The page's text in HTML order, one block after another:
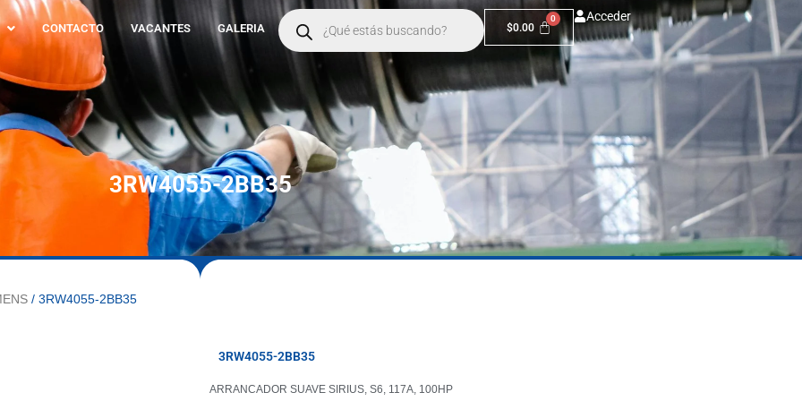
CONTACTO VACANTES GALERIA
Products
search
$0.00
Acceder
3RW4055-2BB35
/ 3RW4055-2BB35
3RW4055-2BB35
ARRANCADOR SUAVE SIRIUS, S6, 117A, 100HP